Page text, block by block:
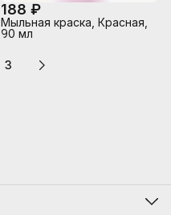
188 ₽
Мыльная краска, Красная,
90 мл
3